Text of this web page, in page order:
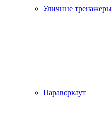
Уличные тренажеры
Параворкаут